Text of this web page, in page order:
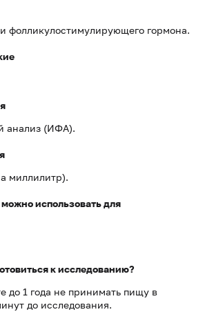
фолликулостимулирующего гормона.
анализ (ИФА).
миллилитр).
использовать для
к исследованию?
до 1 года не принимать пищу в
до исследования.